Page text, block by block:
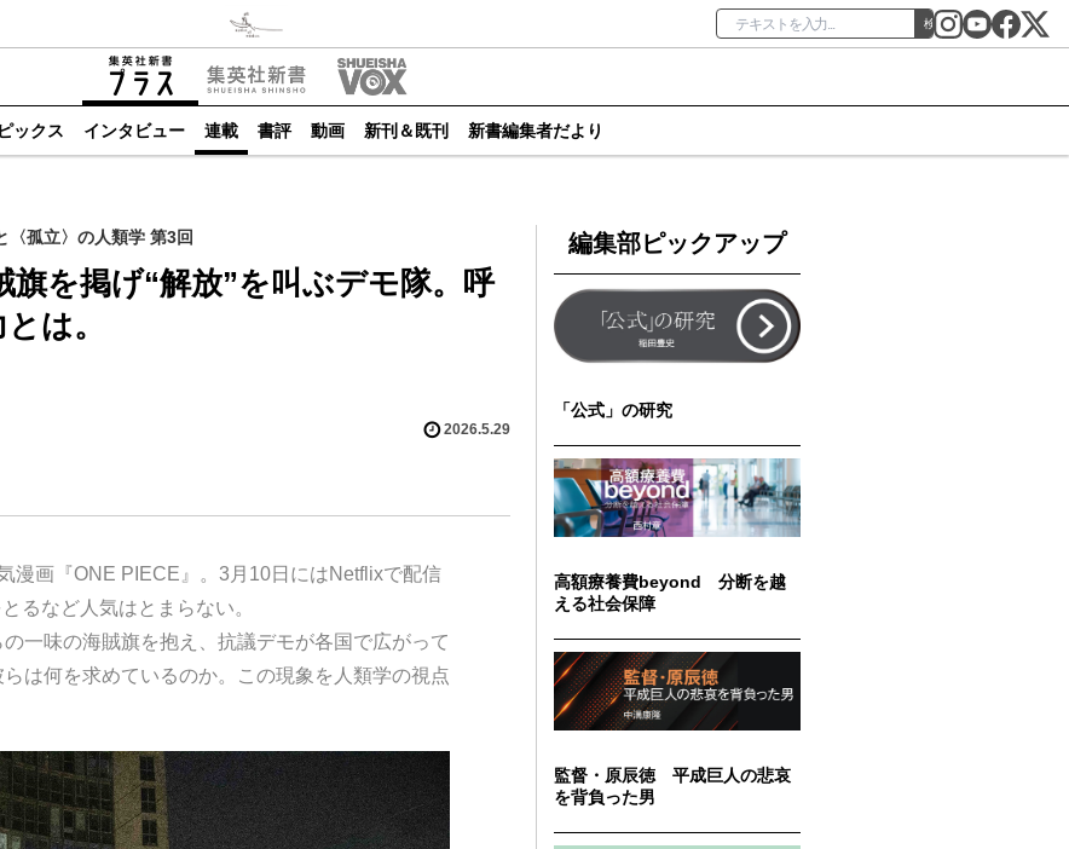
検索
ックス インタビュー 連載 書評 動画 新刊＆既刊 新書編集者だより
孤立〉の人類学 第3回
旗を掲げ“解放”を叫ぶデモ隊。呼
は。
2026.5.29
漫画『ONE PIECE』。3月10日にはNetflixで配信
るなど人気はとまらない。
一味の海賊旗を抱え、抗議デモが各国で広がって
は何を求めているのか。この現象を人類学の視点
編集部ピックアップ
「公式」の研究
高額療養費beyond 分断を越
える社会保障
監督・原辰徳 平成巨人の悲哀
を背負った男